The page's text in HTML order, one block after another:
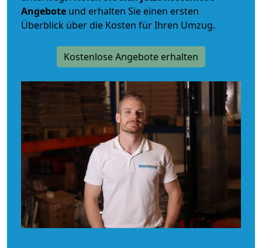
Angebote und erhalten Sie einen ersten
Überblick über die Kosten für Ihren Umzug.
Kostenlose Angebote erhalten